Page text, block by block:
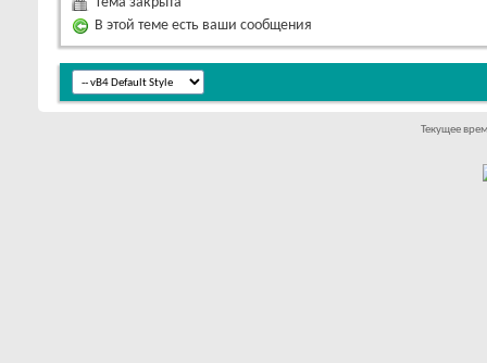
В этой теме есть ваши сообщения
Текущее